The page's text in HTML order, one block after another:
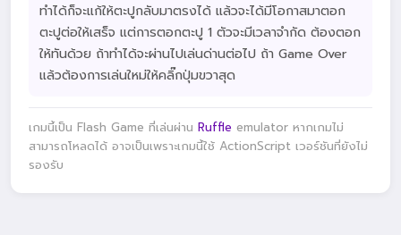
ทำได้ก็จะแก้ให้ตะปูกลับมาตรงได้ แล้วจะได้มีโอกาสมาตอก
ตะปูต่อให้เสร็จ แต่การตอกตะปู 1 ตัวจะมีเวลาจำกัด ต้องตอก
ให้ทันด้วย ถ้าทำได้จะผ่านไปเล่นด่านต่อไป ถ้า Game Over
แล้วต้องการเล่นใหม่ให้คลิ๊กปุ่มขวาสุด
เกมนี้เป็น Flash Game ที่เล่นผ่าน Ruffle emulator หากเกมไม่
สามารถโหลดได้ อาจเป็นเพราะเกมนี้ใช้ ActionScript เวอร์ชันที่ยังไม่
รองรับ